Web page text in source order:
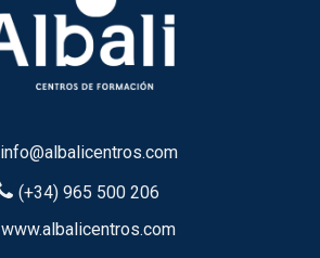
info@albalicentros.com
(+34) 965 500 206
www.albalicentros.com